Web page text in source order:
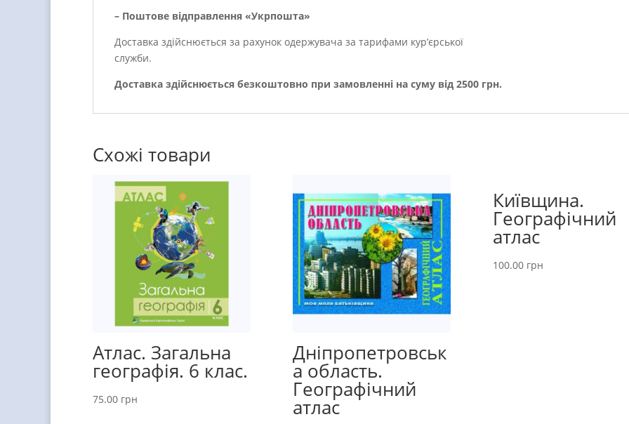
– Поштове відправлення «Укрпошта»
Доставка здійснюється за рахунок одержувача за тарифами кур’єрської
служби.
Доставка здійснюється безкоштовно при замовленні на суму від 2500 грн.
Схожі товари
Атлас. Загальна
географія. 6 клас.
75.00 грн
Дніпропетровськ
а область.
Географічний
атлас
Київщина.
Географічний
атлас
100.00 грн